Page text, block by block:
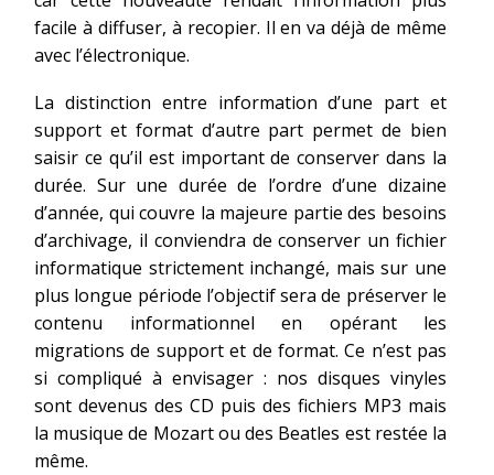
facile à diffuser, à recopier. Il en va déjà de même
avec l’électronique.
La distinction entre information d’une part et
support et format d’autre part permet de bien
saisir ce qu’il est important de conserver dans la
durée. Sur une durée de l’ordre d’une dizaine
d’année, qui couvre la majeure partie des besoins
d’archivage, il conviendra de conserver un fichier
informatique strictement inchangé, mais sur une
plus longue période l’objectif sera de préserver le
contenu informationnel en opérant les
migrations de support et de format. Ce n’est pas
si compliqué à envisager : nos disques vinyles
sont devenus des CD puis des fichiers MP3 mais
la musique de Mozart ou des Beatles est restée la
même.